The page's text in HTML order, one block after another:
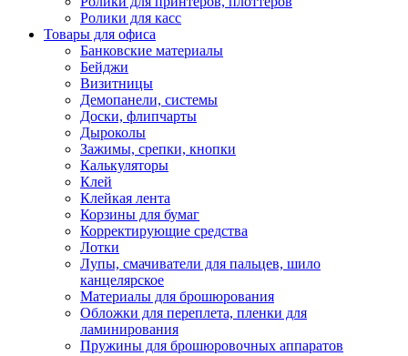
Ролики для касс
Товары для офиса
Банковские материалы
Бейджи
Визитницы
Демопанели, системы
Доски, флипчарты
Дыроколы
Зажимы, срепки, кнопки
Калькуляторы
Клей
Клейкая лента
Корзины для бумаг
Корректирующие средства
Лотки
Лупы, смачиватели для пальцев, шило
канцелярское
Материалы для брошюрования
Обложки для переплета, пленки для
ламинирования
Пружины для брошюровочных аппаратов